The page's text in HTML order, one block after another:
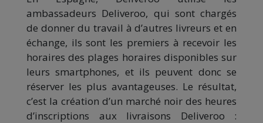
ambassadeurs Deliveroo, qui sont chargés
de donner du travail à d’autres livreurs et en
échange, ils sont les premiers à recevoir les
horaires des plages horaires disponibles sur
leurs smartphones, et ils peuvent donc se
réserver les plus avantageuses. Le résultat,
c’est la création d’un marché noir des heures
d’inscriptions aux livraisons Deliveroo :